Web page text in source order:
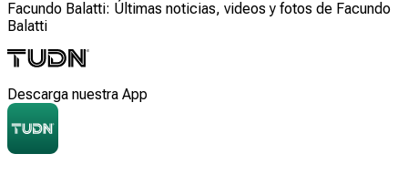
Facundo Balatti: Últimas noticias, videos y fotos de Facundo
Balatti
Descarga nuestra App